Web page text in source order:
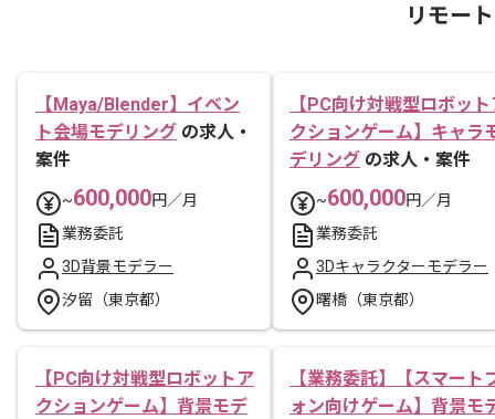
リモー
【Maya/Blender】イベン
ト会場モデリング の求人・
案件
~600,000円／月
業務委託
3D背景モデラー
汐留（東京都）
【PC向け対戦型ロボット
クションゲーム】キャラ
デリング の求人・案件
~600,000円／月
業務委託
3Dキャラクターモデラー
曙橋（東京都）
【PC向け対戦型ロボットア
クションゲーム】背景モデ
【業務委託】【スマート
ォン向けゲーム】背景モ